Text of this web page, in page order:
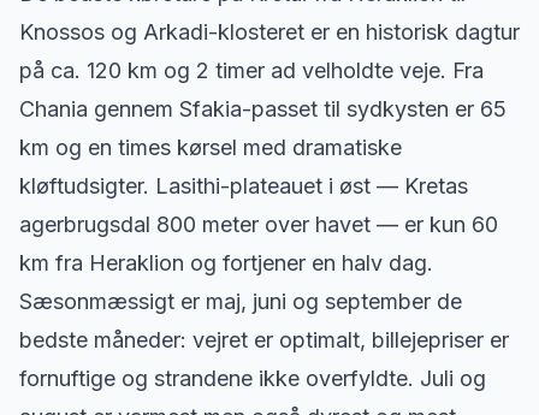
Knossos og Arkadi-klosteret er en historisk dagtur
på ca. 120 km og 2 timer ad velholdte veje. Fra
Chania gennem Sfakia-passet til sydkysten er 65
km og en times kørsel med dramatiske
kløftudsigter. Lasithi-plateauet i øst — Kretas
agerbrugsdal 800 meter over havet — er kun 60
km fra Heraklion og fortjener en halv dag.
Sæsonmæssigt er maj, juni og september de
bedste måneder: vejret er optimalt, billejepriser er
fornuftige og strandene ikke overfyldte. Juli og